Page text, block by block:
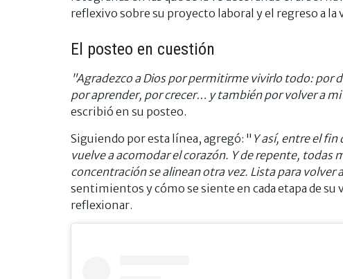
reflexivo sobre su proyecto laboral y el regreso a la
El posteo en cuestión
"Agradezco a Dios por permitirme vivirlo todo: por
por aprender, por crecer… y también por volver a
escribió en su posteo.
Siguiendo por esta línea, agregó: " Y así, entre el
vuelve a acomodar el corazón. Y de repente, todas
concentración se alinean otra vez. Lista para volver
sentimientos y cómo se siente en cada etapa de su
reflexionar.